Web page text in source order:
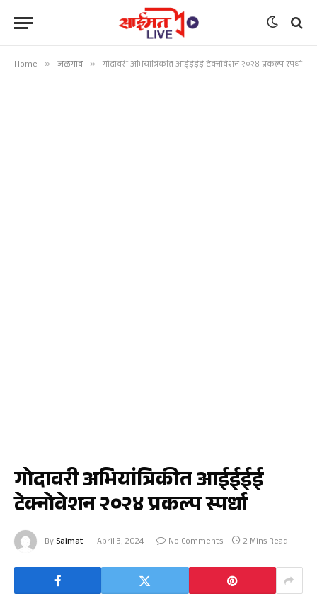
Home » जळगाव » गोदावरी अभियांत्रिकीत आईईईई टेक्नोवेशन २०२४ प्रकल्प स्पर्धा
गोदावरी अभियांत्रिकीत आईईईई
टेक्नोवेशन २०२४ प्रकल्प स्पर्धा
By Saimat April 3, 2024 No Comments 2 Mins Read